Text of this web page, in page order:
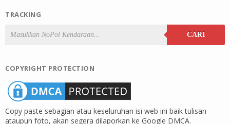
TRACKING
CARI
COPYRIGHT PROTECTION
Copy paste sebagian atau keseluruhan isi web ini baik tulisan
ataupun foto, akan segera dilaporkan ke Google DMCA.